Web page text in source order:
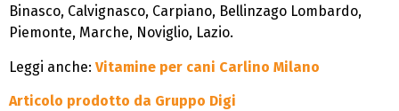
Binasco, Calvignasco, Carpiano, Bellinzago Lombardo,
Piemonte, Marche, Noviglio, Lazio.
Leggi anche: Vitamine per cani Carlino Milano
Articolo prodotto da Gruppo Digi